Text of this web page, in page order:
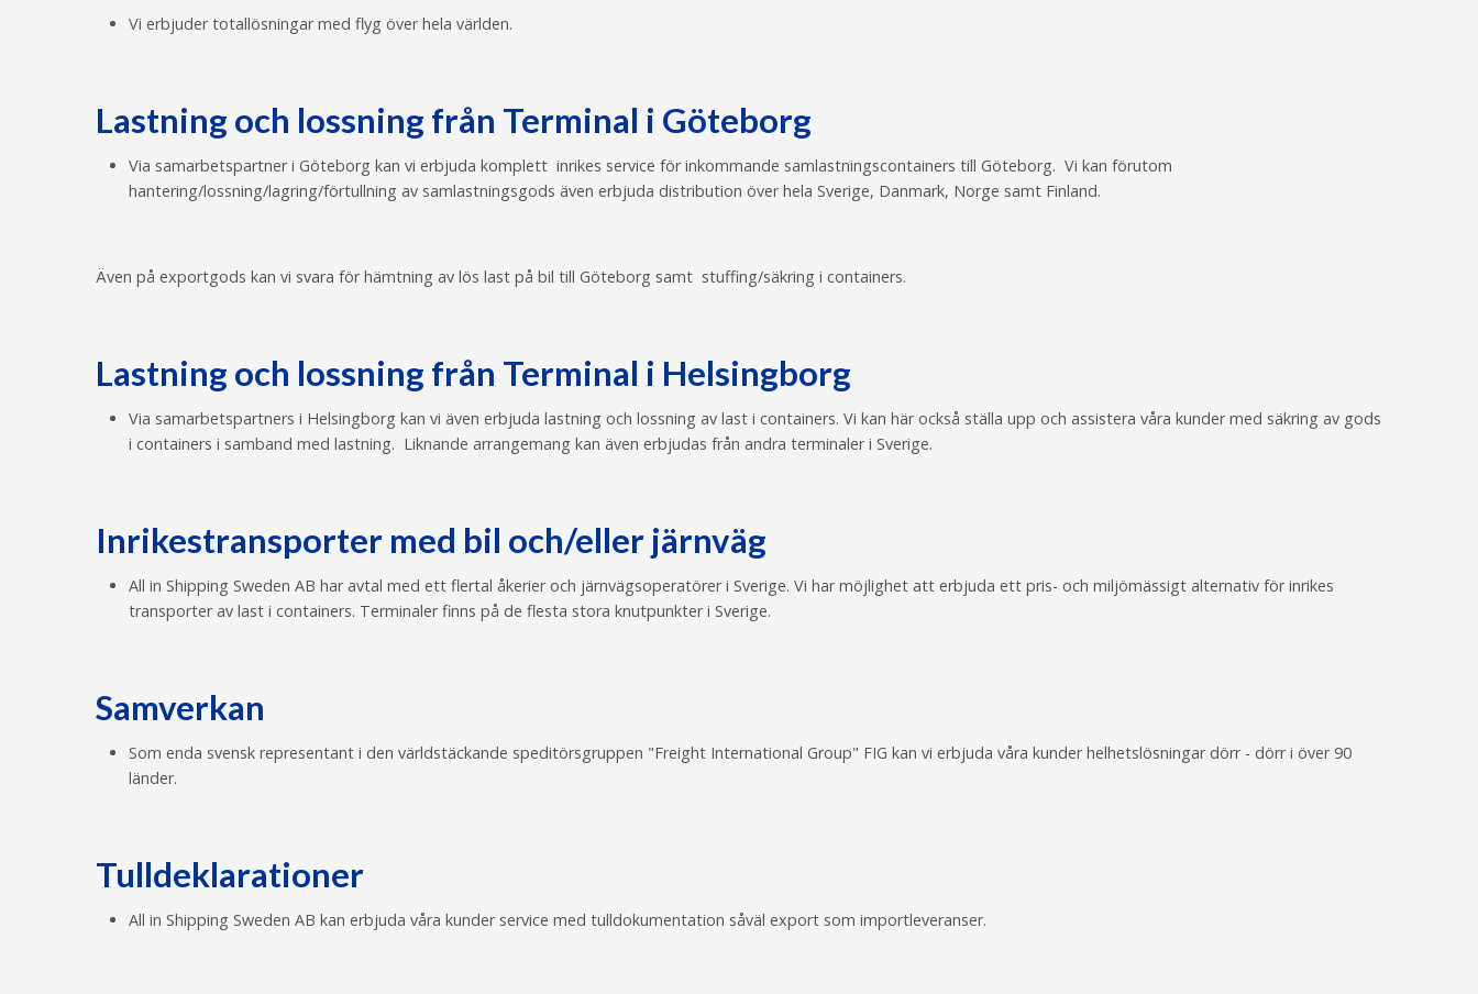
Vi erbjuder totallösningar med flyg över hela världen.
Lastning och lossning från Terminal i Göteborg
Via samarbetspartner i Göteborg kan vi erbjuda komplett inrikes service för inkommande samlastningscontainers till Göteborg. Vi kan förutom
hantering/lossning/lagring/förtullning av samlastningsgods även erbjuda distribution över hela Sverige, Danmark, Norge samt Finland.
Även på exportgods kan vi svara för hämtning av lös last på bil till Göteborg samt stuffing/säkring i containers.
Lastning och lossning från Terminal i Helsingborg
Via samarbetspartners i Helsingborg kan vi även erbjuda lastning och lossning av last i containers. Vi kan här också ställa upp och assistera våra kunder med säkring av gods
i containers i samband med lastning. Liknande arrangemang kan även erbjudas från andra terminaler i Sverige.
Inrikestransporter med bil och/eller järnväg
All in Shipping Sweden AB har avtal med ett flertal åkerier och järnvägsoperatörer i Sverige. Vi har möjlighet att erbjuda ett pris- och miljömässigt alternativ för inrikes
transporter av last i containers. Terminaler finns på de flesta stora knutpunkter i Sverige.
Samverkan
Som enda svensk representant i den världstäckande speditörsgruppen "Freight International Group" FIG kan vi erbjuda våra kunder helhetslösningar dörr - dörr i över 90
länder.
Tulldeklarationer
All in Shipping Sweden AB kan erbjuda våra kunder service med tulldokumentation såväl export som importleveranser.